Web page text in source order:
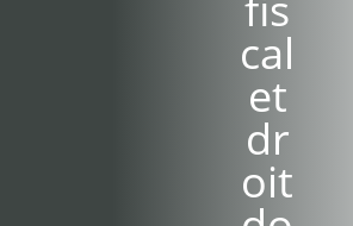
cal
et
dr
oit